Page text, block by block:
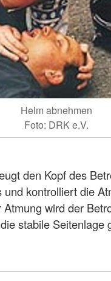
Helm abnehmen
Foto: DRK e.V.
den Kopf des
und kontrolliert die
Atmung wird der
stabile Seitenlage